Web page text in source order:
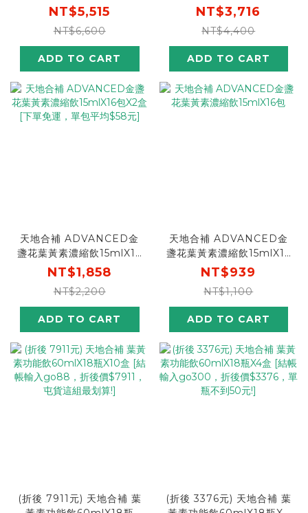
元) 天地合補 ADVANCED
金盞花葉黃素濃縮飲16包X6
盒 [結帳輸入go88，折後
價$4853，單包平均$50
元，再送超商卡400元]
NT$5,515
NT$6,600
ADD TO CART
元) 天地合補 ADVANCED
金盞花葉黃素濃縮飲15ml
X16包X4盒 [結帳輸入
go300，折後價$3416，
單包平均$53元，再送超商
NT$3,716
NT$4,400
ADD TO CART
天地合補 ADVANCED金
盞花葉黃素濃縮飲15mlX16
包X2盒[下單免運，單包平
均$58元]
NT$1,858
NT$2,200
ADD TO CART
天地合補 ADVANCED金
盞花葉黃素濃縮飲15mlX16
包
NT$939
NT$1,100
ADD TO CART
(折後 7911元) 天地合補 葉
(折後 3376元) 天地合補 葉